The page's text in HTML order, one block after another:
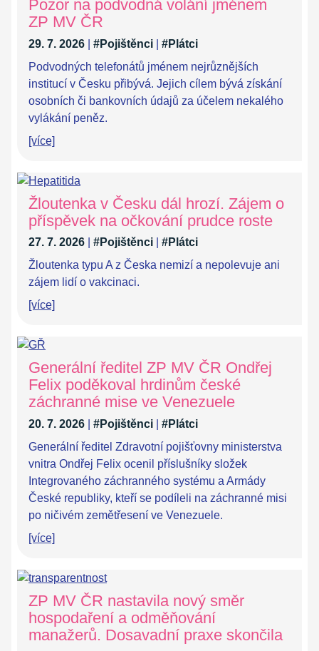
Pozor na podvodná volání jménem
ZP MV ČR
29. 7. 2026 #Pojištěnci
#Plátci
Podvodných telefonátů jménem nejrůznějších
institucí v Česku přibývá. Jejich cílem bývá získání
osobních či bankovních údajů za účelem nekalého
vylákání peněz.
[více]
Žloutenka v Česku dál hrozí. Zájem o
příspěvek na očkování prudce roste
27. 7. 2026 #Pojištěnci
#Plátci
Žloutenka typu A z Česka nemizí a nepolevuje ani
zájem lidí o vakcinaci.
[více]
Generální ředitel ZP MV ČR Ondřej
Felix poděkoval hrdinům české
záchranné mise ve Venezuele
20. 7. 2026 #Pojištěnci
#Plátci
Generální ředitel Zdravotní pojišťovny ministerstva
vnitra Ondřej Felix ocenil příslušníky složek
Integrovaného záchranného systému a Armády
České republiky, kteří se podíleli na záchranné misi
po ničivém zemětřesení ve Venezuele.
[více]
ZP MV ČR nastavila nový směr
hospodaření a odměňování
manažerů. Dosavadní praxe skončila